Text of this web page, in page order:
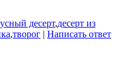
десерт,десерт из
,творог | Написать ответ